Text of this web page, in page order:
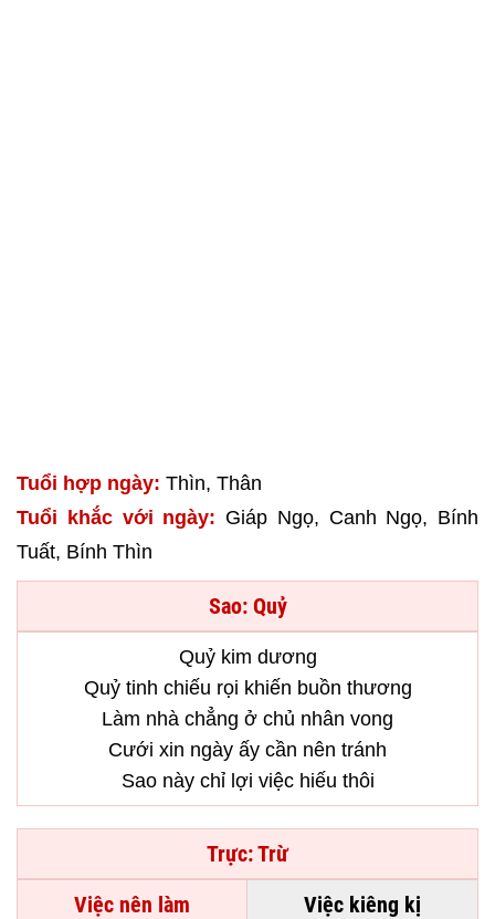
Tuổi hợp ngày: Thìn, Thân
Tuổi khắc với ngày: Giáp Ngọ, Canh Ngọ, Bính
Tuất, Bính Thìn
Sao: Quỷ
Quỷ kim dương
Quỷ tinh chiếu rọi khiến buồn thương
Làm nhà chẳng ở chủ nhân vong
Cưới xin ngày ấy cần nên tránh
Sao này chỉ lợi việc hiếu thôi
Trực: Trừ
Việc nên làm
Việc kiêng kị